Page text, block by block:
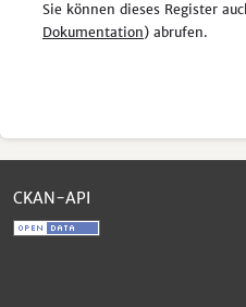
Sie können dieses Register
Dokumentation) abrufen.
CKAN-API